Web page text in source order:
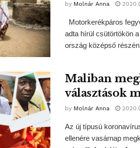
by Molnár Anna
Motorkerékpáros
adta hírül csütörtökön
ország középső
Maliban
választások
by Molnár Anna
Az új típusú
ellenére vasárnap